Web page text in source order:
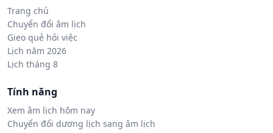
Trang chủ
Chuyển đổi âm lịch
Gieo quẻ hỏi việc
Lịch năm 2026
Lịch tháng 8
Tính năng
Xem âm lịch hôm nay
Chuyển đổi dương lịch sang âm lịch